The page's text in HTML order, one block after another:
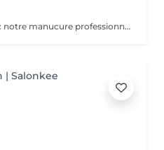
Prenez soin de vos mains avec notre manucure professionnelle, pour des ongles soignés et une peau douce. - Limage et modelage précis des ongles - Soin des cuticules et hydratation des mains - Finition base fortifiante ou non Chaque séance est réalisée avec soin pour un résultat élégant et raffiné.